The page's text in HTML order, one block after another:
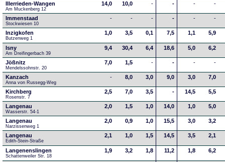
Illerrieden-Wangen
Am Muckenberg 12
14,0 10,0 - - - -
Immenstaad
Stockwiesen 10
- - - - - -
Inzigkofen
Butzenweg 1
1,0 3,5 0,1 7,5 1,1 5,9
Isny
Am Dreifingerbach 39
9,4 30,4 6,4 18,6 5,0 6,2
Jößnitz
Mendelssohnstr. 20
7,0 1,5 - - - -
Kanzach
Anna von Russegg-Weg
- 8,0 3,0 9,0 3,0 7,0
Kirchberg
Rosenstr. 7
2,5 7,0 3,5 - 14,5 5,5
Langenau
Wasserstr. 54-1
2,0 1,5 1,0 14,0 1,0 5,0
Langenau
Narzissenweg 1
2,0 0,9 1,0 15,5 3,0 3,2
Langenau
Edith-Stein-Straße
2,1 1,0 1,5 14,5 3,5 2,1
Langenenslingen
Schattenweiler Str. 18
1,9 3,2 1,8 11,2 1,8 6,2